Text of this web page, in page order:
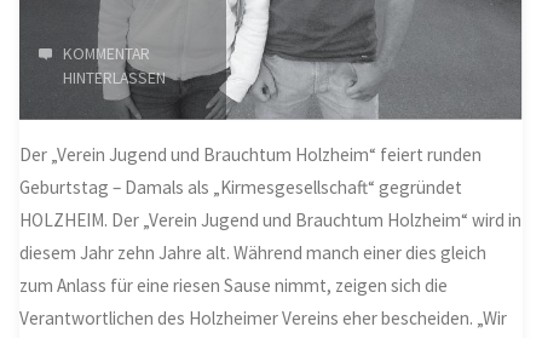
KOMMENTAR
HINTERLASSEN
Der „Verein Jugend und Brauchtum Holzheim“ feiert runden
Geburtstag – Damals als „Kirmesgesellschaft“ gegründet
HOLZHEIM. Der „Verein Jugend und Brauchtum Holzheim“ wird in
diesem Jahr zehn Jahre alt. Während manch einer dies gleich
zum Anlass für eine riesen Sause nimmt, zeigen sich die
Verantwortlichen des Holzheimer Vereins eher bescheiden. „Wir